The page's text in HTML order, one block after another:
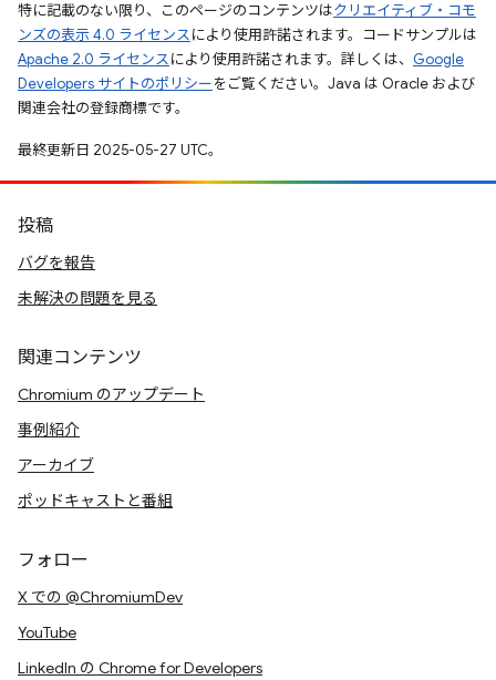
特に記載のない限り、このページのコンテンツはクリエイティブ・コモ
ンズの表示 4.0 ライセンスにより使用許諾されます。コードサンプルは
Apache 2.0 ライセンスにより使用許諾されます。詳しくは、 Google
Developers サイトのポリシーをご覧ください。Java は Oracle および
関連会社の登録商標です。
最終更新日 2025-05-27 UTC。
投稿
バグを報告
未解決の問題を見る
関連コンテンツ
Chromium のアップデート
事例紹介
アーカイブ
ポッドキャストと番組
フォロー
X での @ChromiumDev
YouTube
LinkedIn の Chrome for Developers